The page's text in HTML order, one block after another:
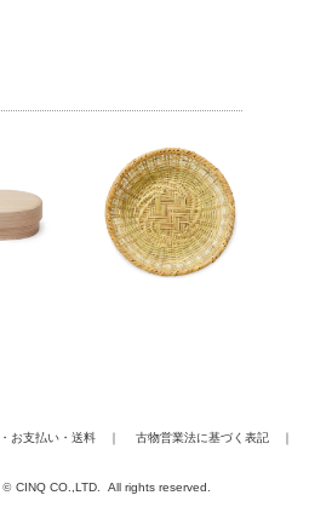
・ お支払い ・ 送料 ｜ 古物営業法に基づく表記 ｜
© CINQ CO.,LTD. All rights reserved.